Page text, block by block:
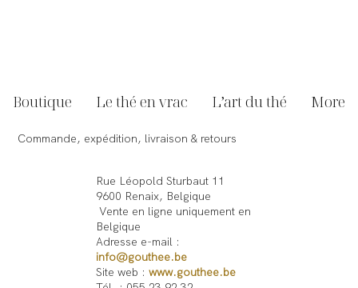
Boutique Le thé en vrac L’art du thé More
Commande, expédition, livraison & retours
Rue Léopold Sturbaut 11
9600 Renaix, Belgique
Vente en ligne uniquement en
Belgique
Adresse e-mail :
info@gouthee.be
Site web : www.gouthee.be